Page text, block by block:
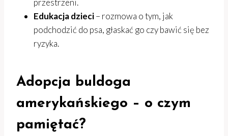
przestrzeni.
Edukacja dzieci– rozmowa o tym, jak
podchodzić do psa, głaskać go czy bawić się bez
ryzyka.
Adopcja buldoga
amerykańskiego – o czym
pamiętać?